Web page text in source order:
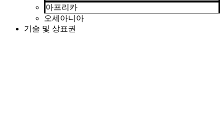
아프리카
오세아니아
기술 및 상표권